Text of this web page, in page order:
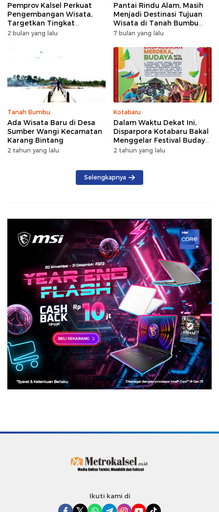
Pemprov Kalsel Perkuat
Pengembangan Wisata,
Targetkan Tingkat
Kunjungan Naik 5 Persen di
2 bulan yang lalu
Pantai Rindu Alam, Masih
Menjadi Destinasi Tujuan
Wisata di Tanah Bumbu
dengan Rindangnya Pohon
7 bulan yang lalu
Tanah Bumbu
Ada Wisata Baru di Desa
Sumber Wangi Kecamatan
Karang Bintang
2 tahun yang lalu
Kotabaru
Dalam Waktu Dekat Ini,
Disparpora Kotabaru Bakal
Menggelar Festival Budaya
Saijaan 2024
2 tahun yang lalu
Selengkapnya
Ikuti kami di